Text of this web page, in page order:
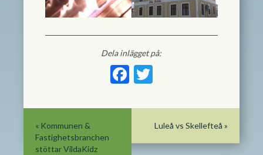
Dela inlägget på:
Facebook
Twitter
Luleå vs Skellefteå »
« Kommunen &
Fastighetsbranchen
stöttar VildaKidz